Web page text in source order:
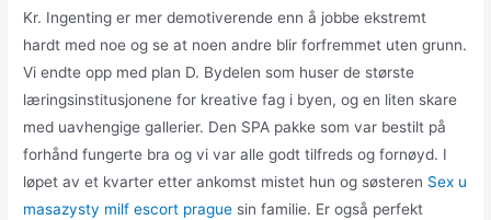
Kr. Ingenting er mer demotiverende enn å jobbe ekstremt
hardt med noe og se at noen andre blir forfremmet uten grunn.
Vi endte opp med plan D. Bydelen som huser de største
læringsinstitusjonene for kreative fag i byen, og en liten skare
med uavhengige gallerier. Den SPA pakke som var bestilt på
forhånd fungerte bra og vi var alle godt tilfreds og fornøyd. I
løpet av et kvarter etter ankomst mistet hun og søsteren Sex u
masazysty milf escort prague sin familie. Er også perfekt